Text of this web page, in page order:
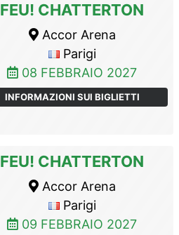
FEU! CHATTERTON
Accor Arena
Parigi
08 FEBBRAIO 2027
INFORMAZIONI SUI BIGLIETTI
FEU! CHATTERTON
Accor Arena
Parigi
09 FEBBRAIO 2027